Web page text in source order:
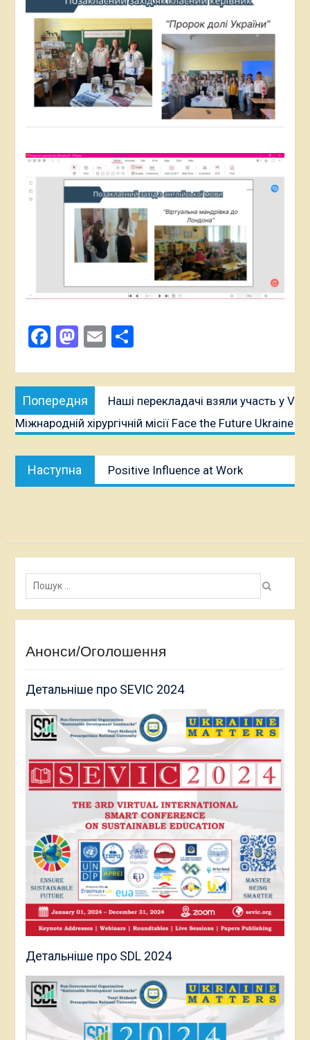
Facebook
Mastodon
EmailПоділитися
Навігація
записів
Попередня
публікація:
Наші перекладачі взяли участь у V
Міжнародній хірургічній місії Face the Future Ukraine
Наступна
публікація:
Positive Influence at Work
Пошук:
Анонси/Оголошення
Детальніше про SEVIC 2024
Детальніше про SDL 2024